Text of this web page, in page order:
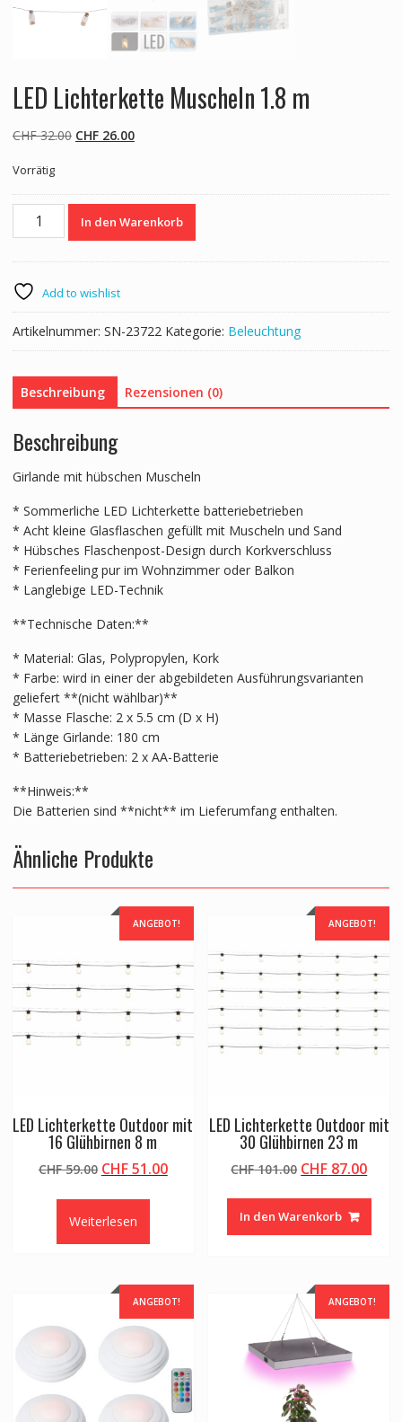
LED Lichterkette Muscheln 1.8 m
CHF32.00 Ursprünglicher
CHF 32.00
CHF26.00Aktueller
CHF 26.00.
Vorrätig
Lichterkette
m
Menge
In den Warenkorb
Add to wishlist
Artikelnummer: SN-23722 Kategorie: Beleuchtung
Beschreibung Rezensionen (0)
Beschreibung
Girlande mit hübschen Muscheln
* Sommerliche LED Lichterkette batteriebetrieben
* Acht kleine Glasflaschen gefüllt mit Muscheln und Sand
* Hübsches Flaschenpost-Design durch Korkverschluss
* Ferienfeeling pur im Wohnzimmer oder Balkon
* Langlebige LED-Technik
**Technische Daten:**
* Material: Glas, Polypropylen, Kork
* Farbe: wird in einer der abgebildeten Ausführungsvarianten
geliefert **(nicht wählbar)**
* Masse Flasche: 2 x 5.5 cm (D x H)
* Länge Girlande: 180 cm
* Batteriebetrieben: 2 x AA-Batterie
**Hinweis:**
Die Batterien sind **nicht** im Lieferumfang enthalten.
Ähnliche Produkte
ANGEBOT!
LED Lichterkette Outdoor mit
16 Glühbirnen 8 m
CHF59.00 Ursprünglicher
CHF 59.00
CHF51.00Aktueller
Weiterlesen
ANGEBOT!
LED Lichterkette Outdoor mit
30 Glühbirnen 23 m
CHF101.00
war:
CHF 101.00
CHF 87.00
In den Warenkorb
ANGEBOT! ANGEBOT!